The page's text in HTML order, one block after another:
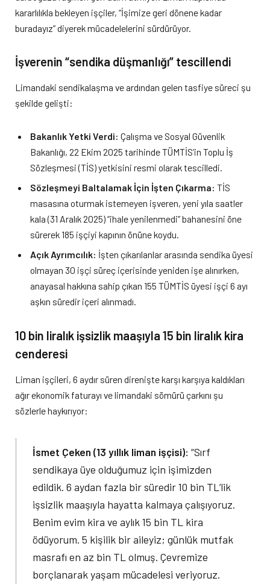
kararlılıkla bekleyen işçiler, “İşimize geri dönene kadar
buradayız” diyerek mücadelelerini sürdürüyor.
İşverenin “sendika düşmanlığı” tescillendi
Limandaki sendikalaşma ve ardından gelen tasfiye süreci şu
şekilde gelişti:
Bakanlık Yetki Verdi: Çalışma ve Sosyal Güvenlik
Bakanlığı, 22 Ekim 2025 tarihinde TÜMTİS’in Toplu İş
Sözleşmesi (TİS) yetkisini resmi olarak tescilledi.
Sözleşmeyi Baltalamak İçin İşten Çıkarma: TİS
masasına oturmak istemeyen işveren, yeni yıla saatler
kala (31 Aralık 2025) “ihale yenilenmedi” bahanesini öne
sürerek 185 işçiyi kapının önüne koydu.
Açık Ayrımcılık: İşten çıkarılanlar arasında sendika üyesi
olmayan 30 işçi süreç içerisinde yeniden işe alınırken,
anayasal hakkına sahip çıkan 155 TÜMTİS üyesi işçi 6 ayı
aşkın süredir içeri alınmadı.
10 bin liralık işsizlik maaşıyla 15 bin liralık kira
cenderesi
Liman işçileri, 6 aydır süren direnişte karşı karşıya kaldıkları
ağır ekonomik faturayı ve limandaki sömürü çarkını şu
sözlerle haykırıyor:
İsmet Çeken (13 yıllık liman işçisi): “Sırf
sendikaya üye olduğumuz için işimizden
edildik. 6 aydan fazla bir süredir 10 bin TL’lik
işsizlik maaşıyla hayatta kalmaya çalışıyoruz.
Benim evim kira ve aylık 15 bin TL kira
ödüyorum. 5 kişilik bir aileyiz; günlük mutfak
masrafı en az bin TL olmuş. Çevremize
borçlanarak yaşam mücadelesi veriyoruz.